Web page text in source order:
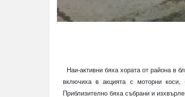
Наи-активни бяха хората от района в
включиха в акцията с моторни коси,
Приблизително бяха събрани и